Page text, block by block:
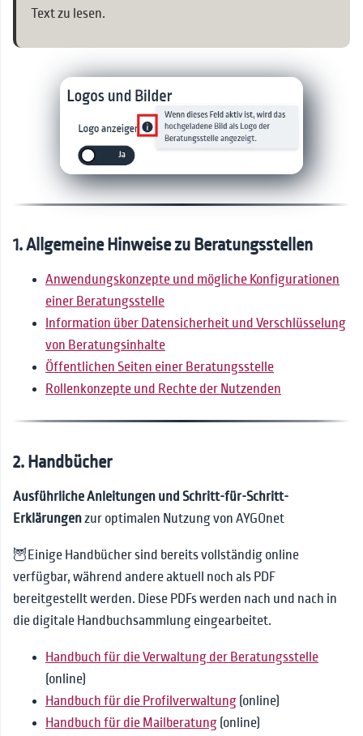
Text zu lesen.
1. Allgemeine Hinweise zu Beratungsstellen
Anwendungskonzepte und mögliche Konfigurationen
einer Beratungsstelle
Information über Datensicherheit und Verschlüsselung
von Beratungsinhalte
Öffentlichen Seiten einer Beratungsstelle
Rollenkonzepte und Rechte der Nutzenden
2. Handbücher
Ausführliche Anleitungen und Schritt-für-Schritt-
Erklärungenzur optimalen Nutzung von AYGOnet
🦉Einige Handbücher sind bereits vollständig online
verfügbar, während andere aktuell noch als PDF
bereitgestellt werden. Diese PDFs werden nach und nach in
die digitale Handbuchsammlung eingearbeitet.
Handbuch für die Verwaltung der Beratungsstelle
(online)
Handbuch für die Profilverwaltung (online)
Handbuch für die Mailberatung (online)